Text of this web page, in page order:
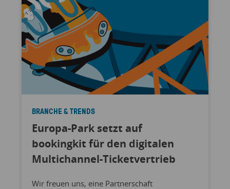
BRANCHE & TRENDS
Europa-Park setzt auf
bookingkit für den digitalen
Multichannel-Ticketvertrieb
Wir freuen uns, eine Partnerschaft